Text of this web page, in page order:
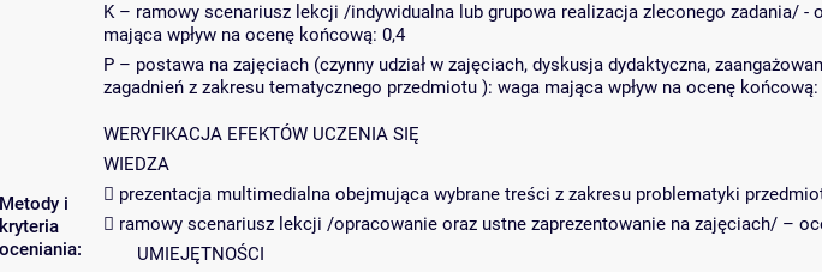
Metody i
kryteria
oceniania:
K – ramowy scenariusz lekcji /indywidualna lub grupowa realizacja zleconego zadania/
mająca wpływ na ocenę końcową: 0,4
P – postawa na zajęciach (czynny udział w zajęciach, dyskusja dydaktyczna,
zagadnień z zakresu tematycznego przedmiotu ): waga mająca wpływ na ocenę końcową:
WERYFIKACJA EFEKTÓW UCZENIA SIĘ
WIEDZA
 prezentacja multimedialna obejmująca wybrane treści z zakresu problematyki
 ramowy scenariusz lekcji /opracowanie oraz ustne zaprezentowanie na zajęciach/ –
UMIEJĘTNOŚCI